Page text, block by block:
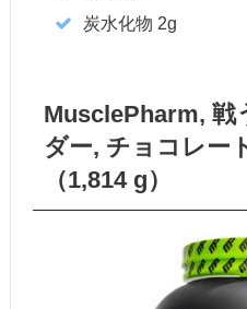
炭水化物 2g
MusclePharm, 戦
ダー, チョコレー
（1,814 g）